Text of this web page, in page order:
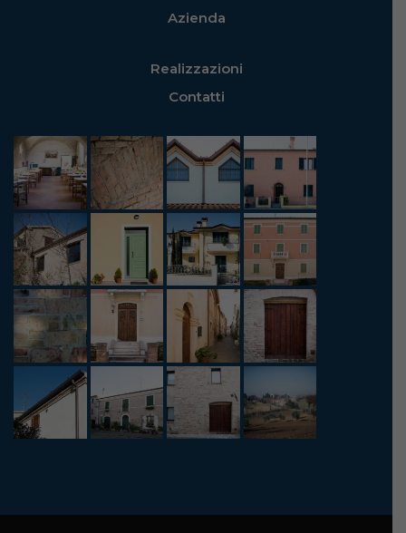
Azienda
Realizzazioni
Contatti